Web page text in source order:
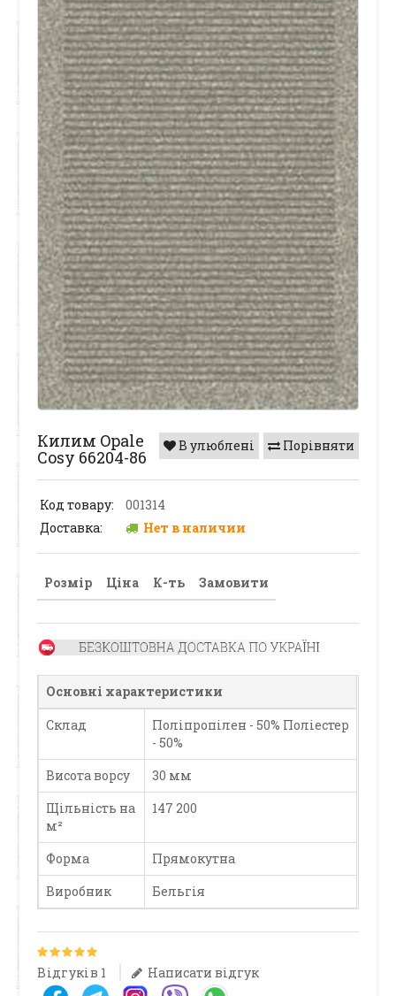
Порівняти
В улюблені
Килим Opale
Cosy 66204-86
Код товару:
001314
Доставка:
Нет в наличии
Розмір Ціна К-ть Замовити
Основні характеристики
Склад
Поліпропілен - 50% Поліестер
- 50%
Висота ворсу
30 мм
Щільність на
м²
147 200
Форма
Прямокутна
Виробник
Бельгія
Відгуків 1 Написати відгук